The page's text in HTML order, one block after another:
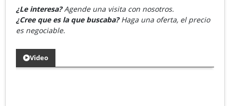
¿Le interesa?Agende una visita con nosotros.
¿Cree que es la que buscaba?Haga una oferta, el precio
es negociable.
Video